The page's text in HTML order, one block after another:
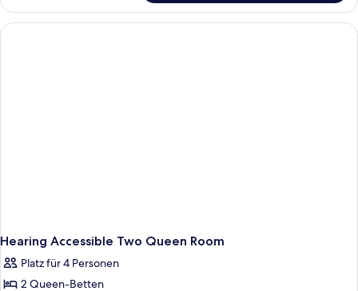
Room
with
Pool
Hearing Accessible Two Queen Room
Platz für 4 Personen
2 Queen-Betten